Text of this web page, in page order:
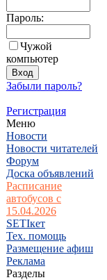
Пароль:
Чужой
компьютер
Забыли пароль?
Регистрация
Меню
Новости
Новости читателей
Форум
Доска объявлений
Расписание
автобусов с
15.04.2026
SETIкет
Тех. помощь
Размещение афиш
Реклама
Разделы